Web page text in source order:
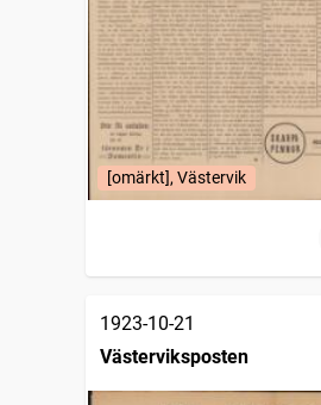
[omärkt], Västervik
1923-10-21
Västerviksposten